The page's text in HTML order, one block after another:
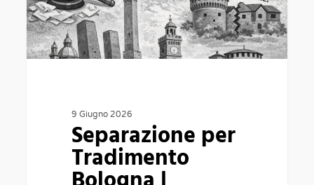
Avvocato
Esperto
in
Separazione9 Giugno 2026
Separazione per
Tradimento